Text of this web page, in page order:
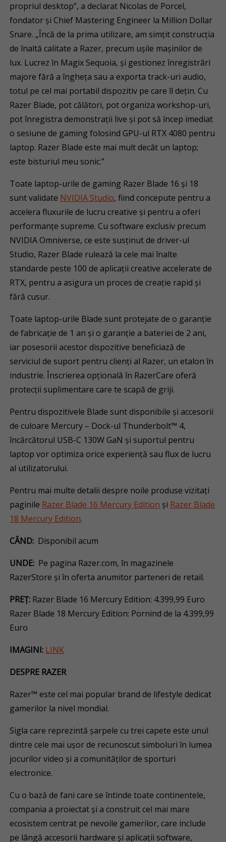
propriul desktop”, a declarat Nicolas de Porcel,
fondator și Chief Mastering Engineer la Million Dollar
Snare. „Încă de la prima utilizare, am simțit construcția
de înaltă calitate a Razer, precum ușile mașinilor de
lux. Lucrez în Magix Sequoia, și gestionez înregistrări
majore fără a îngheța sau a exporta track-uri audio,
totul pe cel mai portabil dispozitiv pe care îl dețin. Cu
Razer Blade, pot călători, pot organiza workshop-uri,
pot înregistra demonstrații live și pot să încep imediat
o sesiune de gaming folosind GPU-ul RTX 4080 pentru
laptop. Razer Blade este mai mult decât un laptop;
este bisturiul meu sonic.”
Toate laptop-urile de gaming Razer Blade 16 și 18
sunt validate NVIDIA Studio, fiind concepute pentru a
accelera fluxurile de lucru creative și pentru a oferi
performanțe supreme. Cu software exclusiv precum
NVIDIA Omniverse, ce este susținut de driver-ul
Studio, Razer Blade rulează la cele mai înalte
standarde peste 100 de aplicații creative accelerate de
RTX, pentru a asigura un proces de creație rapid și
fără cusur.
Toate laptop-urile Blade sunt protejate de o garanție
de fabricație de 1 an și o garanție a bateriei de 2 ani,
iar posesorii acestor dispozitive beneficiază de
serviciul de suport pentru clienți al Razer, un etalon în
industrie. Înscrierea opțională în RazerCare oferă
protecții suplimentare care te scapă de griji.
Pentru dispozitivele Blade sunt disponibile și accesorii
de culoare Mercury – Dock-ul Thunderbolt™ 4,
încărcătorul USB-C 130W GaN și suportul pentru
laptop vor optimiza orice experiență sau flux de lucru
al utilizatorului.
Pentru mai multe detalii despre noile produse vizitați
paginile Razer Blade 16 Mercury Edition și Razer Blade
18 Mercury Edition.
CÂND: Disponibil acum
UNDE: Pe pagina Razer.com, în magazinele
RazerStore și în oferta anumitor parteneri de retail.
PREȚ: Razer Blade 16 Mercury Edition: 4.399,99 Euro
Razer Blade 18 Mercury Edition: Pornind de la 4.399,99
Euro
IMAGINI: LINK
DESPRE RAZER
Razer™ este cel mai popular brand de lifestyle dedicat
gamerilor la nivel mondial.
Sigla care reprezintă șarpele cu trei capete este unul
dintre cele mai ușor de recunoscut simboluri în lumea
jocurilor video și a comunităților de sporturi
electronice.
Cu o bază de fani care se întinde toate continentele,
compania a proiectat și a construit cel mai mare
ecosistem centrat pe nevoile gamerilor, care include
pe lângă accesorii hardware și aplicații software,